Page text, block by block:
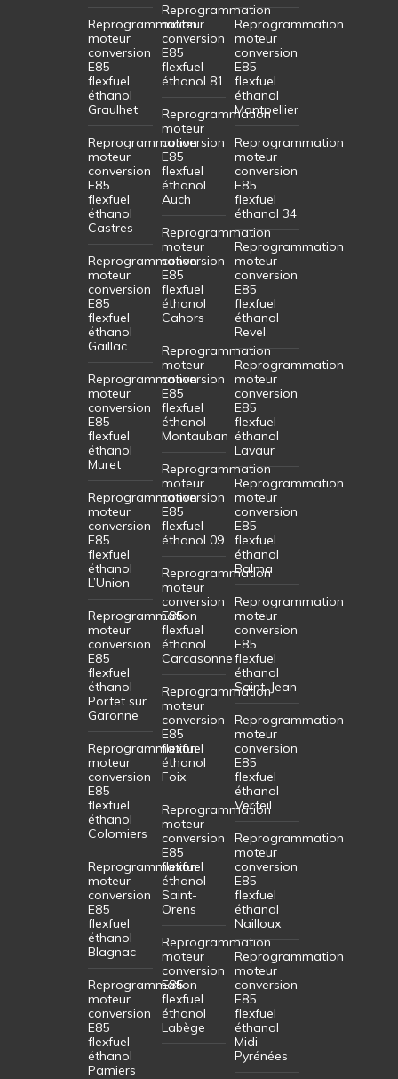
Reprogrammation
moteur
conversion
E85
flexfuel
éthanol
Graulhet
Reprogrammation
moteur
conversion
E85
flexfuel
éthanol
Castres
Reprogrammation
moteur
conversion
E85
flexfuel
éthanol
Gaillac
Reprogrammation
moteur
conversion
E85
flexfuel
éthanol
Muret
Reprogrammation
moteur
conversion
E85
flexfuel
éthanol
L’Union
Reprogrammation
moteur
conversion
E85
flexfuel
éthanol
Portet sur
Garonne
Reprogrammation
moteur
conversion
E85
flexfuel
éthanol
Colomiers
Reprogrammation
moteur
conversion
E85
flexfuel
éthanol
Blagnac
Reprogrammation
moteur
conversion
E85
flexfuel
éthanol
Pamiers
Reprogrammation
moteur
conversion
E85
flexfuel
éthanol 81
Reprogrammation
moteur
conversion
E85
flexfuel
éthanol
Auch
Reprogrammation
moteur
conversion
E85
flexfuel
éthanol
Cahors
Reprogrammation
moteur
conversion
E85
flexfuel
éthanol
Montauban
Reprogrammation
moteur
conversion
E85
flexfuel
éthanol 09
Reprogrammation
moteur
conversion
E85
flexfuel
éthanol
Carcasonne
Reprogrammation
moteur
conversion
E85
flexfuel
éthanol
Foix
Reprogrammation
moteur
conversion
E85
flexfuel
éthanol
Saint-
Orens
Reprogrammation
moteur
conversion
E85
flexfuel
éthanol
Labège
Reprogrammation
moteur
conversion
E85
flexfuel
éthanol
Montpellier
Reprogrammation
moteur
conversion
E85
flexfuel
éthanol 34
Reprogrammation
moteur
conversion
E85
flexfuel
éthanol
Revel
Reprogrammation
moteur
conversion
E85
flexfuel
éthanol
Lavaur
Reprogrammation
moteur
conversion
E85
flexfuel
éthanol
Balma
Reprogrammation
moteur
conversion
E85
flexfuel
éthanol
Saint-Jean
Reprogrammation
moteur
conversion
E85
flexfuel
éthanol
Verfeil
Reprogrammation
moteur
conversion
E85
flexfuel
éthanol
Nailloux
Reprogrammation
moteur
conversion
E85
flexfuel
éthanol
Midi
Pyrénées